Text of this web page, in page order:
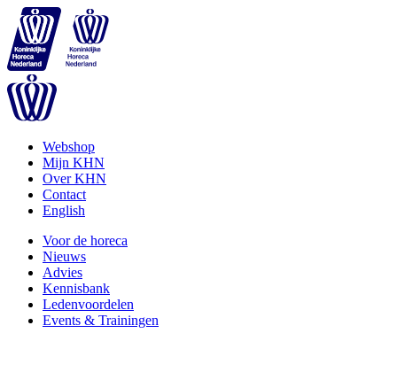
Webshop
Mijn KHN
Over KHN
Contact
English
Voor de horeca
Nieuws
Advies
Kennisbank
Ledenvoordelen
Events & Trainingen